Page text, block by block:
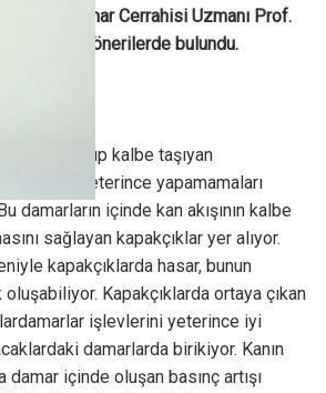
Damar Cerrahisi Uzmanı Prof.
olanlara önerilerde bulundu.
toplayıp kalbe taşıyan
yeterince yapamamaları
damarların içinde kan akışının kalbe
sağlayan kapakçıklar yer alıyor.
kapakçıklarda hasar, bunun
Kapakçıklarda ortaya çıkan
işlevlerini yeterince iyi
damarlarda birikiyor. Kanın
içinde oluşan basınç artışı